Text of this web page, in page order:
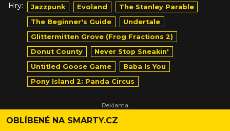
Hry:
Jazzpunk Evoland
The Stanley Parable
The Beginner's Guide
Undertale
Glittermitten Grove (Frog Fractions 2)
Donut County
Never Stop Sneakin'
Untitled Goose Game
Baba Is You
Pony Island 2: Panda Circus
OBLÍBENÉ NA SMARTY.CZ